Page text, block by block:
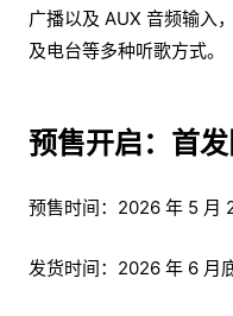
广播以及 AUX 音频输入
及电台等多种听歌方式。
预售开启：首
预售时间：2026 年 5 月
发货时间：2026 年 6 月